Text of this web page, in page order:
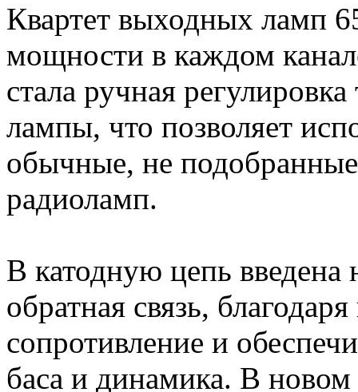
Квартет выходных ламп
мощности в каждом
стала ручная
лампы, что позволяет
обычные, не
радиоламп.
В катодную цепь введена
обратная связь,
сопротивление и
баса и динамика. В новом